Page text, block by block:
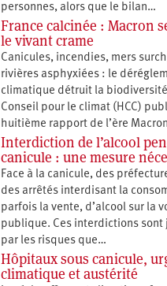
personnes, alors que le bilan…
France calcinée : Macron
le vivant crame
Canicules, incendies, mers
rivières asphyxiées : le
climatique détruit la
Conseil pour le climat (HCC)
huitième rapport de l’ère
Interdiction de l’alcool
canicule : une mesure
Face à la canicule, des
des arrêtés interdisant la
parfois la vente, d’alcool sur la
publique. Ces interdictions sont
par les risques que…
Hôpitaux sous canicule,
climatique et austérité